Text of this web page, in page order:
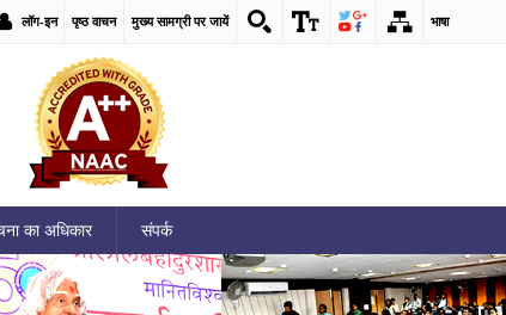
लॉग-इन पृष्ठ वाचन मुख्य सामग्री पर जायें भाषा
का अधिकार संपर्क